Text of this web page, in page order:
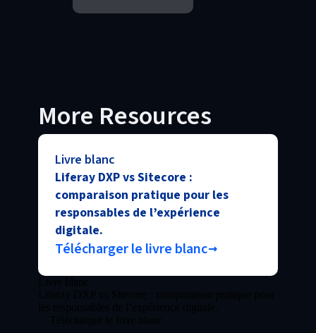
More Resources
Livre blanc
Liferay DXP vs Sitecore :
comparaison pratique pour les
responsables de l’expérience
digitale.
Télécharger le livre blanc